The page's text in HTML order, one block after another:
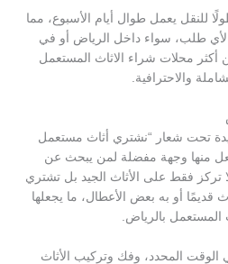
للنقل يعمل طوال أيام الأسبوع، مما
لأي طلب، سواء داخل الرياض أو في
أكثر محلات شراء الاثاث المستعمل
والاحترافية.
تحت شعار “نشتري أثاث مستعمل
منها وجهة مفضلة لمن يبحث عن
تركز فقط على الأثاث الجيد بل تشتري
قديمًا أو به بعض الأعطال، ما يجعلها
بالرياض.
الوقت المحدد، وفك وتركيب الأثاث